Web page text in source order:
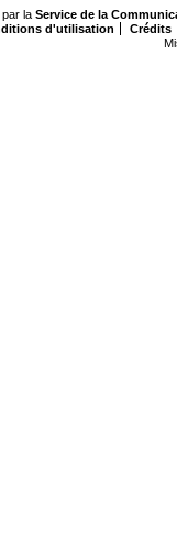
la Service de la
d'utilisation
Crédits